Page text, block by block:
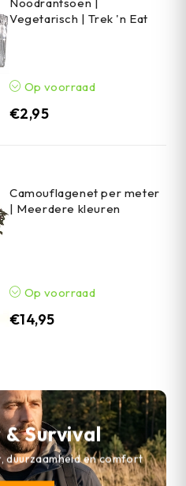
Vegetarisch | Trek 'n Eat
Op voorraad
€2,95
Camouflagenet per meter
| Meerdere kleuren
Op voorraad
€14,95
Survival
duurzaamheid en comfort